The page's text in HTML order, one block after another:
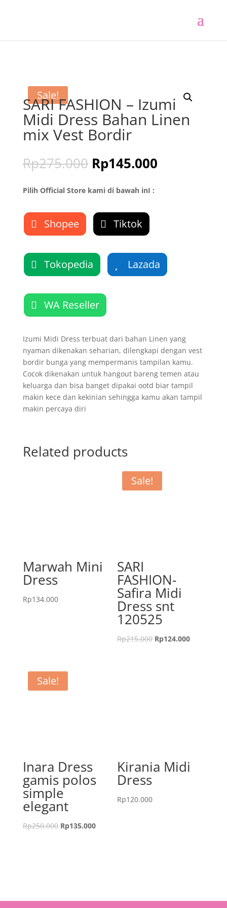
Sale!
SARI FASHION – Izumi
Midi Dress Bahan Linen
mix Vest Bordir
Rp275.000 Rp145.000
Pilih Official Store kami di bawah inI :
Shopee Tiktok
Tokopedia Lazada
WA Reseller
Izumi Midi Dress terbuat dari bahan Linen yang
nyaman dikenakan seharian, dilengkapi dengan vest
bordir bunga yang mempermanis tampilan kamu.
Cocok dikenakan untuk hangout bareng temen atau
keluarga dan bisa banget dipakai ootd biar tampil
makin kece dan kekinian sehingga kamu akan tampil
makin percaya diri
Related products
Marwah Mini
Dress
Rp134.000
Sale!
SARI
FASHION-
Safira Midi
Dress snt
120525
Rp215.000 Rp124.000
Sale!
Inara Dress
gamis polos
simple
elegant
Rp250.000 Rp135.000
Kirania Midi
Dress
Rp120.000